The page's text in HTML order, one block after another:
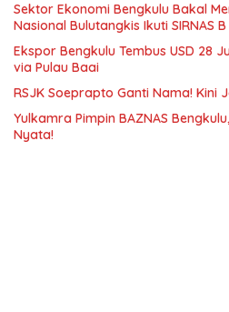
Sektor Ekonomi Bengkulu Bakal
Nasional Bulutangkis Ikuti SIRNAS B
Ekspor Bengkulu Tembus USD 28
via Pulau Baai
RSJK Soeprapto Ganti Nama! Kini
Yulkamra Pimpin BAZNAS
Nyata!